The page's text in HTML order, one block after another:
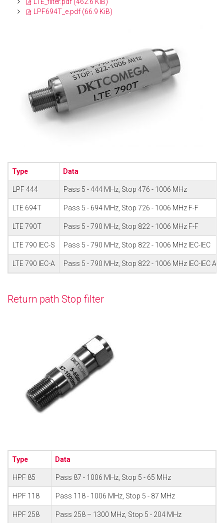
LPF694T_e.pdf (66.9 KiB)
Type Data
LPF 444 Pass 5 - 444 MHz, Stop 476 - 1006 MHz
LTE 694T Pass 5 - 694 MHz, Stop 726 - 1006 MHz F-F
LTE 790T Pass 5 - 790 MHz, Stop 822 - 1006 MHz F-F
LTE 790 IEC-S Pass 5 - 790 MHz, Stop 822 - 1006 MHz IEC-IEC
LTE 790 IEC-A Pass 5 - 790 MHz, Stop 822 - 1006 MHz IEC-IEC
Return path Stop filter
Type Data
HPF 85 Pass 87 - 1006 MHz, Stop 5 - 65 MHz
HPF 118 Pass 118 - 1006 MHz, Stop 5 - 87 MHz
HPF 258 Pass 258 – 1300 MHz, Stop 5 - 204 MHz